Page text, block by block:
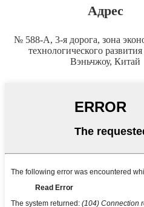
Адрес
№ 588-A, 3-я дорога, зона
технологического
Вэньчжоу, Китай